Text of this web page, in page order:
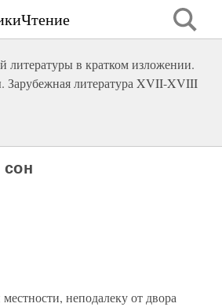
литературы в кратком изложении.
Зарубежная литература XVII-XVIII
неподалеку от двора